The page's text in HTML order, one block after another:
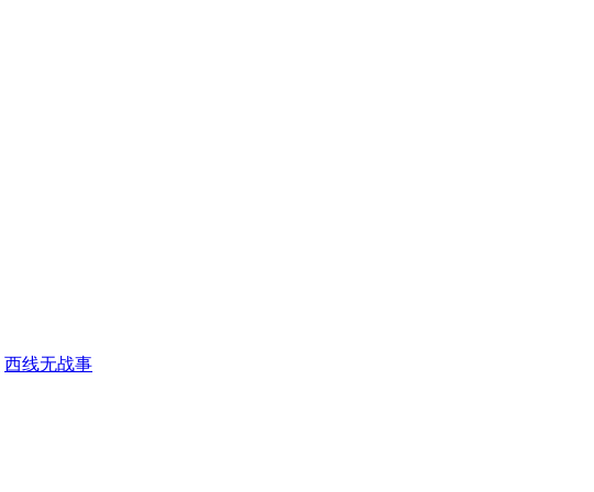
西线无战事